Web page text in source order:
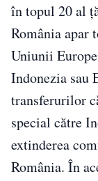
în topul 20 al
România apar
Uniunii
Indonezia sau
transferurilor
special către
extinderea
România. În